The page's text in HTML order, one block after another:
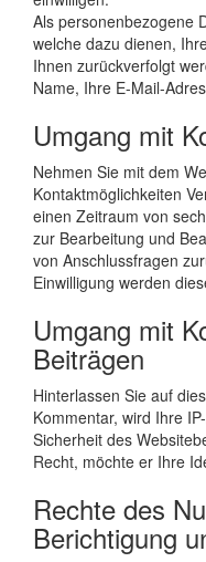
Als personenbezogene
welche dazu dienen,
Ihnen zurückverfolgt
Name, Ihre E-Mail-
Umgang mit
Nehmen Sie mit dem
Kontaktmöglichkeiten
einen Zeitraum von
zur Bearbeitung und
von Anschlussfragen
Einwilligung werden
Umgang mit
Beiträgen
Hinterlassen Sie auf
Kommentar, wird Ihre
Sicherheit des
Recht, möchte er Ihre
Rechte des
Berichtigung